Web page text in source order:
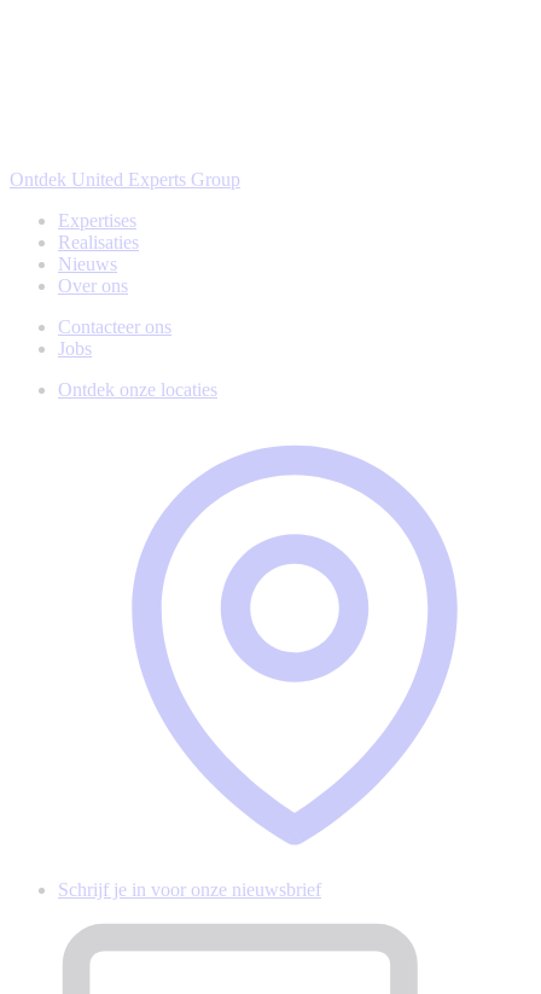
Ontdek United Experts Group
Expertises
Realisaties
Nieuws
Over ons
Contacteer ons
Jobs
Ontdek onze locaties
Schrijf je in voor onze nieuwsbrief